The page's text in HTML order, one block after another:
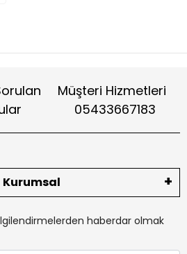
Müşteri Hizmetleri
05433667183
Kurumsal
haberdar olmak